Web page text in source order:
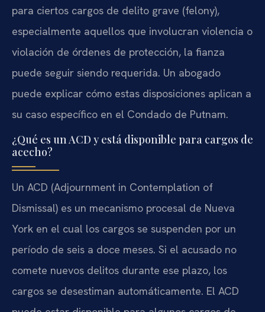
para ciertos cargos de delito grave (felony),
especialmente aquellos que involucran violencia o
violación de órdenes de protección, la fianza
puede seguir siendo requerida. Un abogado
puede explicar cómo estas disposiciones aplican a
su caso específico en el Condado de Putnam.
¿Qué es un ACD y está disponible para cargos de
acecho?
Un ACD (Adjournment in Contemplation of
Dismissal) es un mecanismo procesal de Nueva
York en el cual los cargos se suspenden por un
período de seis a doce meses. Si el acusado no
comete nuevos delitos durante ese plazo, los
cargos se desestiman automáticamente. El ACD